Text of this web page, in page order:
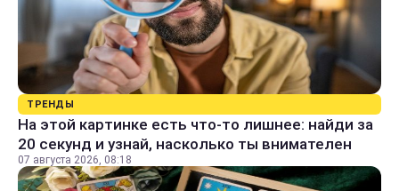
ТРЕНДЫ
На этой картинке есть что-то лишнее: найди за
20 секунд и узнай, насколько ты внимателен
07 августа 2026, 08:18